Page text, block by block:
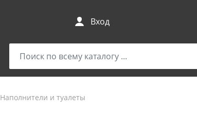
Вход
Наполнители и туалеты